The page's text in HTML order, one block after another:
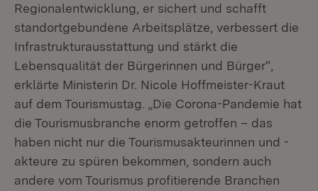
Regionalentwicklung, er sichert und schafft
standortgebundene Arbeitsplätze, verbessert die
Infrastrukturausstattung und stärkt die
Lebensqualität der Bürgerinnen und Bürger“,
erklärte Ministerin Dr. Nicole Hoffmeister-Kraut
auf dem Tourismustag. „Die Corona-Pandemie hat
die Tourismusbranche enorm getroffen – das
haben nicht nur die Tourismusakteurinnen und -
akteure zu spüren bekommen, sondern auch
andere vom Tourismus profitierende Branchen